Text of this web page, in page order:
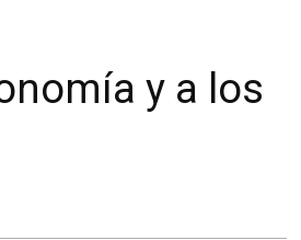
y a los